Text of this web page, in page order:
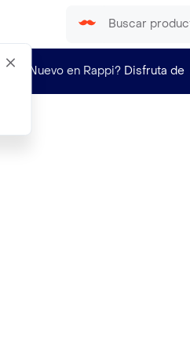
¿Nuevo en Rappi? Disfruta de